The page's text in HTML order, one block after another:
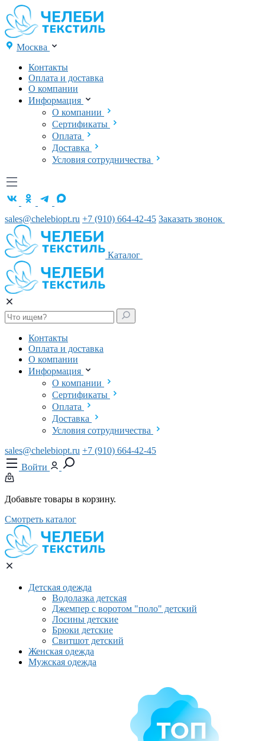
Москва
Контакты
Оплата и доставка
О компании
Информация
О компании
Сертификаты
Оплата
Доставка
Условия сотрудничества
sales@chelebiopt.ru +7 (910) 664-42-45 Заказать звонок
Каталог
Контакты
Оплата и доставка
О компании
Информация
О компании
Сертификаты
Оплата
Доставка
Условия сотрудничества
sales@chelebiopt.ru +7 (910) 664-42-45
Войти
Добавьте товары в корзину.
Смотреть каталог
Детская одежда
Водолазка детская
Джемпер с воротом "поло" детский
Лосины детские
Брюки детские
Свитшот детский
Женская одежда
Мужская одежда